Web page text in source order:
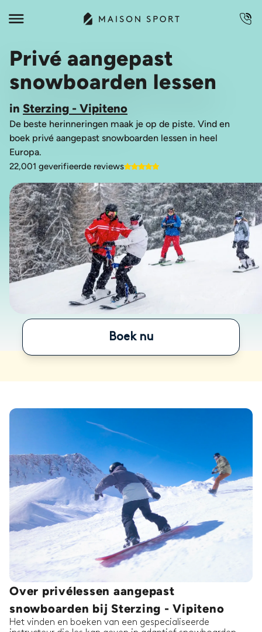
Privé aangepast
snowboarden lessen
in Sterzing - Vipiteno
De beste herinneringen maak je op de piste. Vind en
boek privé aangepast snowboarden lessen in heel
Europa.
22,001 geverifieerde reviews
Boek nu
Over privélessen aangepast
snowboarden bij Sterzing - Vipiteno
Het vinden en boeken van een gespecialiseerde